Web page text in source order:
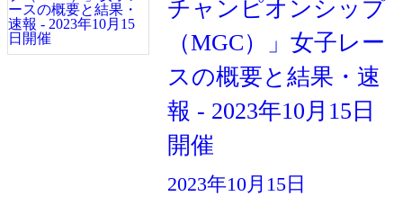
チャンピオンシップ
（MGC）」女子レー
スの概要と結果・速
報 - 2023年10月15日
開催
2023年10月15日